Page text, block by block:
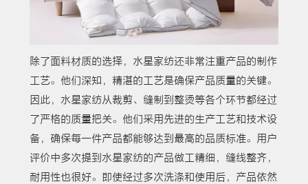
除了面料材质的选择，水星家纺还非常注重产品的制作
工艺。他们深知，精湛的工艺是确保产品质量的关键。
因此，水星家纺从裁剪、缝制到整烫等各个环节都经过
了严格的质量把关。他们采用先进的生产工艺和技术设
备，确保每一件产品都能够达到最高的品质标准。用户
评价中多次提到水星家纺的产品做工精细，缝线整齐，
耐用性也很好。即使经过多次洗涤和使用后，产品依然